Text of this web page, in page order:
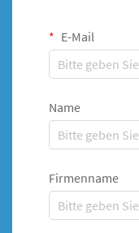
E-Mail
Name
Firmenname